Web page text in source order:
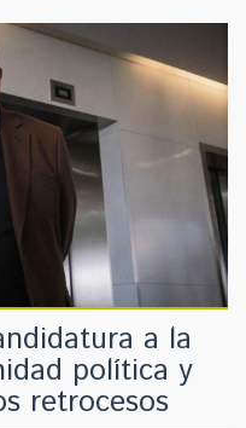
a la
política y
retrocesos